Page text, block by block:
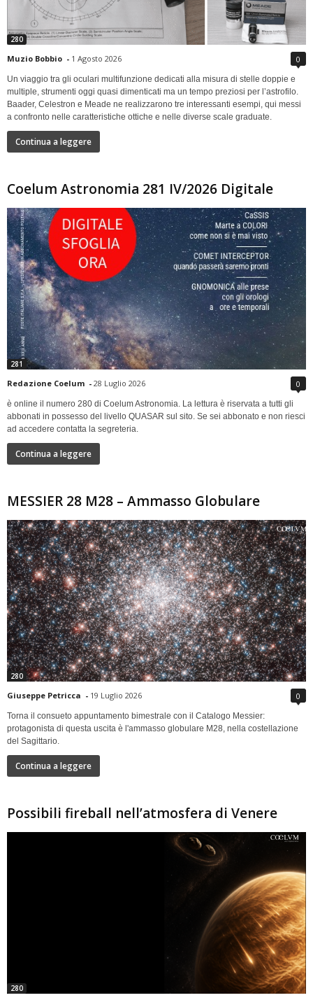
280
Muzio Bobbio - 1 Agosto 2026 0
Un viaggio tra gli oculari multifunzione dedicati alla misura di stelle doppie e
multiple, strumenti oggi quasi dimenticati ma un tempo preziosi per l’astrofilo.
Baader, Celestron e Meade ne realizzarono tre interessanti esempi, qui messi
a confronto nelle caratteristiche ottiche e nelle diverse scale graduate.
Continua a leggere
Coelum Astronomia 281 IV/2026 Digitale
281
Redazione Coelum - 28 Luglio 2026 0
è online il numero 280 di Coelum Astronomia. La lettura è riservata a tutti gli
abbonati in possesso del livello QUASAR sul sito. Se sei abbonato e non riesci
ad accedere contatta la segreteria.
Continua a leggere
MESSIER 28 M28 – Ammasso Globulare
280
Giuseppe Petricca - 19 Luglio 2026 0
Torna il consueto appuntamento bimestrale con il Catalogo Messier:
protagonista di questa uscita è l'ammasso globulare M28, nella costellazione
del Sagittario.
Continua a leggere
Possibili fireball nell’atmosfera di Venere
280